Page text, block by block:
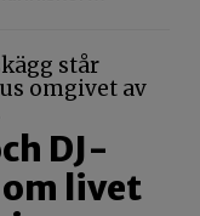
DJ-
livet